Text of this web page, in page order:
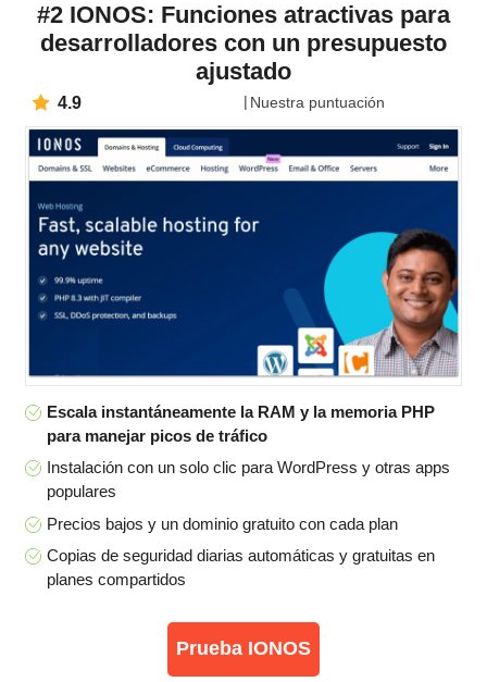
#2 IONOS: Funciones atractivas para
desarrolladores con un presupuesto
ajustado
4.9 Nuestra puntuación
Escala instantáneamente la RAM y la memoria PHP
para manejar picos de tráfico
Instalación con un solo clic para WordPress y otras apps
populares
Precios bajos y un dominio gratuito con cada plan
Copias de seguridad diarias automáticas y gratuitas en
planes compartidos
Prueba IONOS